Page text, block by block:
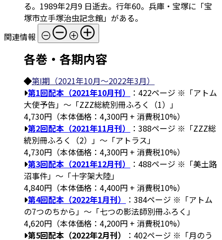
る。1989年2月9 日逝去。行年60。兵庫・宝塚に「宝
塚市立手塚治虫記念館」がある。
関連情報
各巻・各期内容
第I期（2021年10月～2022年3月）
第1回配本（2021年10月刊）
：422ページ ※「アトム
大使予告」～「ZZZ総統別冊ふろく（1）」
4,730円（本体価格：4,300円 + 消費税10%）
第2回配本（2021年11月刊）
：388ページ ※「ZZZ総
統別冊ふろく（2）」～「アトラス」
4,730円（本体価格：4,300円 + 消費税10%）
第3回配本（2021年12月刊）
：488ページ ※「美土路
沼事件」～「十字架大陸」
4,840円（本体価格：4,400円 + 消費税10%）
第4回配本（2022年1月刊）
：384ページ ※「アトム
の7つのちから」～「七つの影法師別冊ふろく」
4,620円（本体価格：4,200円 + 消費税10%）
第5回配本（2022年2月刊）
：402ページ ※「月のう